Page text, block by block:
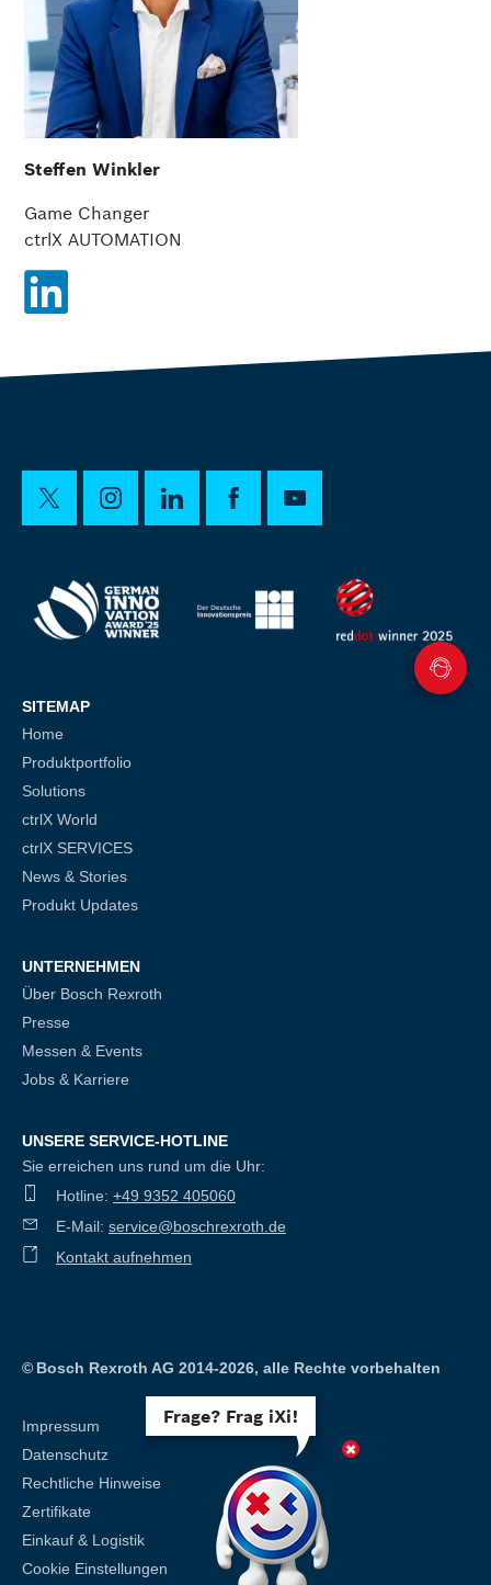
Frage? Frag iXi!
Steffen Winkler
Game Changer
ctrlX AUTOMATION
SITEMAP
Home
Produktportfolio
Solutions
ctrlX World
ctrlX SERVICES
News & Stories
Produkt Updates
UNTERNEHMEN
Über Bosch Rexroth
Presse
Messen & Events
Jobs & Karriere
UNSERE SERVICE-HOTLINE
Sie erreichen uns rund um die Uhr:
Hotline: +49 9352 405060
E-Mail: service@boschrexroth.de
Kontakt aufnehmen
© Bosch Rexroth AG 2014-2026, alle Rechte vorbehalten
Impressum
Datenschutz
Rechtliche Hinweise
Zertifikate
Einkauf & Logistik
Cookie Einstellungen